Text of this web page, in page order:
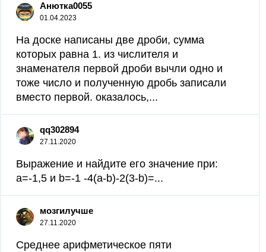
Анютка0055
01.04.2023
На доске написаны две дроби, сумма
которых равна 1. из числителя и
знаменателя первой дроби вычли одно и
тоже число и полученную дробь записали
вместо первой. оказалось,...
qq302894
27.11.2020
Выражение и найдите его значение при:
a=-1,5 и b=-1 -4(a-b)-2(3-b)=...
мозгилучше
27.11.2020
Среднее арифметическое пяти